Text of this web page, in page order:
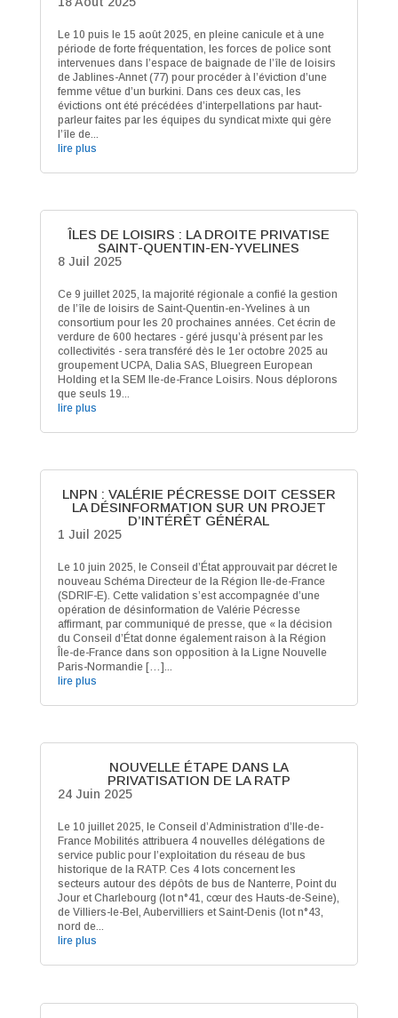
Le 10 puis le 15 août 2025, en pleine canicule et à une
période de forte fréquentation, les forces de police sont
intervenues dans l’espace de baignade de l’île de loisirs
de Jablines-Annet (77) pour procéder à l’éviction d’une
femme vêtue d’un burkini. Dans ces deux cas, les
évictions ont été précédées d’interpellations par haut-
parleur faites par les équipes du syndicat mixte qui gère
l’île de...
lire plus
ÎLES DE LOISIRS : LA DROITE PRIVATISE
SAINT-QUENTIN-EN-YVELINES
8 Juil 2025
Ce 9 juillet 2025, la majorité régionale a confié la gestion
de l’île de loisirs de Saint-Quentin-en-Yvelines à un
consortium pour les 20 prochaines années. Cet écrin de
verdure de 600 hectares - géré jusqu’à présent par les
collectivités - sera transféré dès le 1er octobre 2025 au
groupement UCPA, Dalia SAS, Bluegreen European
Holding et la SEM Ile-de-France Loisirs. Nous déplorons
que seuls 19...
lire plus
LNPN : VALÉRIE PÉCRESSE DOIT CESSER
LA DÉSINFORMATION SUR UN PROJET
D’INTÉRÊT GÉNÉRAL
1 Juil 2025
Le 10 juin 2025, le Conseil d’État approuvait par décret le
nouveau Schéma Directeur de la Région Ile-de-France
(SDRIF-E). Cette validation s’est accompagnée d’une
opération de désinformation de Valérie Pécresse
affirmant, par communiqué de presse, que « la décision
du Conseil d’État donne également raison à la Région
Île-de-France dans son opposition à la Ligne Nouvelle
Paris-Normandie […]...
lire plus
NOUVELLE ÉTAPE DANS LA
PRIVATISATION DE LA RATP
24 Juin 2025
Le 10 juillet 2025, le Conseil d’Administration d’Ile-de-
France Mobilités attribuera 4 nouvelles délégations de
service public pour l’exploitation du réseau de bus
historique de la RATP. Ces 4 lots concernent les
secteurs autour des dépôts de bus de Nanterre, Point du
Jour et Charlebourg (lot n°41, cœur des Hauts-de-Seine),
de Villiers-le-Bel, Aubervilliers et Saint-Denis (lot n°43,
nord de...
lire plus